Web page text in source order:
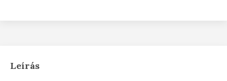
Leírás